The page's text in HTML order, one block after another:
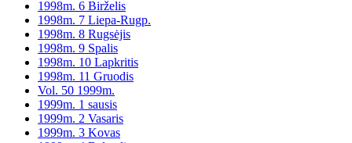
1998m. 6 Birželis
1998m. 7 Liepa-Rugp.
1998m. 8 Rugsėjis
1998m. 9 Spalis
1998m. 10 Lapkritis
1998m. 11 Gruodis
Vol. 50 1999m.
1999m. 1 sausis
1999m. 2 Vasaris
1999m. 3 Kovas